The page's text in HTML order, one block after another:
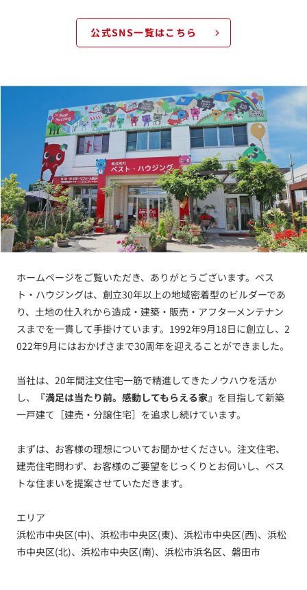
公式SNS一覧はこちら
ホームページをご覧いただき、ありがとうございます。ベス
ト・ハウジングは、創立30年以上の地域密着型のビルダーであ
り、土地の仕入れから造成・建築・販売・アフターメンテナン
スまでを一貫して手掛けています。1992年9月18日に創立し、2
022年9月にはおかげさまで30周年を迎えることができました。
当社は、20年間注文住宅一筋で精進してきたノウハウを活か
し、
『満足は当たり前。感動してもらえる家』 を目指して新築
一戸建て［建売・分譲住宅］を追求し続けています。
まずは、お客様の理想についてお聞かせください。注文住宅、
建売住宅問わず、お客様のご要望をじっくりとお伺いし、ベス
トな住まいを提案させていただきます。
エリア
浜松市中央区(中)、浜松市中央区(東)、浜松市中央区(西)、浜松
市中央区(北)、浜松市中央区(南)、浜松市浜名区、磐田市